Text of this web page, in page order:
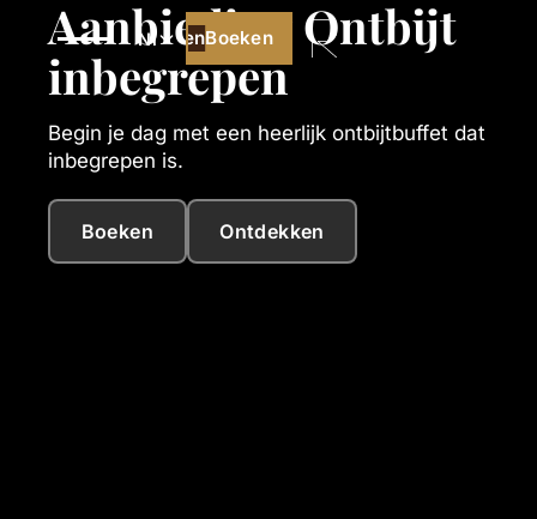
Nl Boeken
Boeken
Aanbieding Ontbijt
inbegrepen
Begin je dag met een heerlijk ontbijtbuffet dat
inbegrepen is.
Boeken Ontdekken